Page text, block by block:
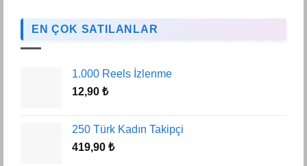
EN ÇOK SATILANLAR
1.000 Reels İzlenme
12,90 ₺
250 Türk Kadın Takipçi
419,90 ₺